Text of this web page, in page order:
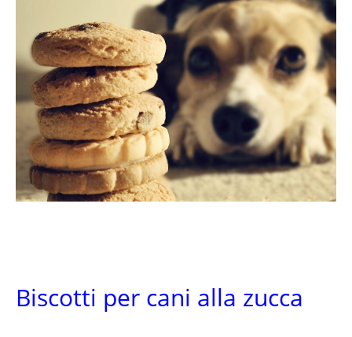
Biscotti per cani alla zucca